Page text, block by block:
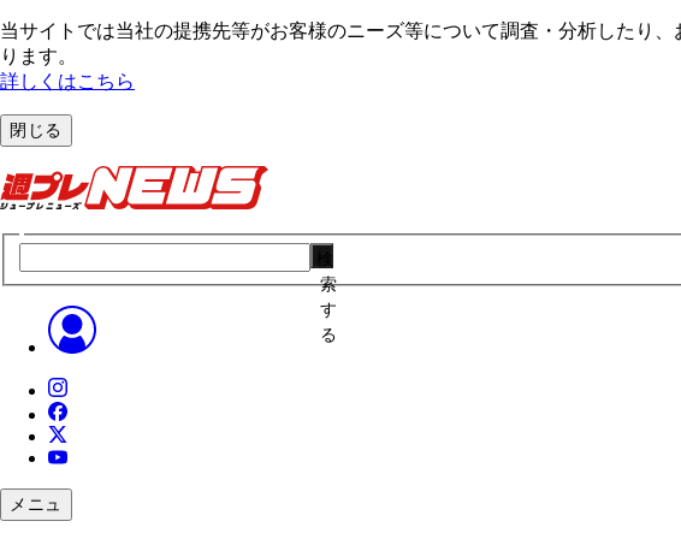
当サイトでは当社の提携先等がお客様のニーズ等について調査・分析したり
ります。
詳しくはこちら
閉じる
索
す
る
メニュ